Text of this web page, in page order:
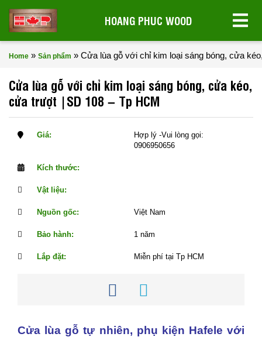
HOANG PHUC WOOD
Home » Sản phẩm » Cửa lùa gỗ với chỉ kim loại sáng bóng, cửa
Cửa lùa gỗ với chỉ kim loại sáng bóng, cửa kéo,
cửa trượt |SD 108 – Tp HCM
Giá:
Hợp lý -Vui lòng gọi:
0906950656
Kích thước:
Vật liệu:
Nguồn gốc: Việt Nam
Bảo hành: 1 năm
Lắp đặt: Miễn phí tại Tp HCM
Cửa lùa gỗ tự nhiên, phụ kiện Hafele với